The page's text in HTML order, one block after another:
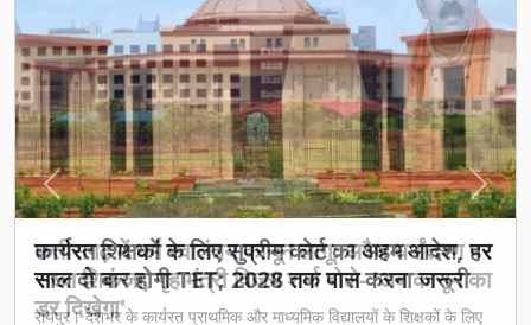
छत्तीसगढ़ में धर्म स्वातंत्र्य कानून लागू: अवैध धर्मांतरण पर
सख्त शिकंजा, गृह मंत्री विजय शर्मा बोले- 'अब कानून का
डर दिखेगा'
Previous Next